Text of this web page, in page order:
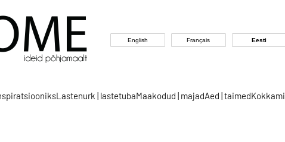
English Français Eesti
Lastenurk | lastetubaMaakodud | majadAed | taimed